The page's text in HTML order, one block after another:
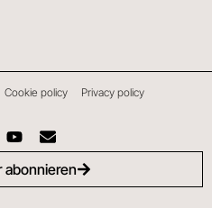
Cookie policy Privacy policy
abonnieren